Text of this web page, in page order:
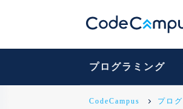
プログラミング
CodeCampus プロ